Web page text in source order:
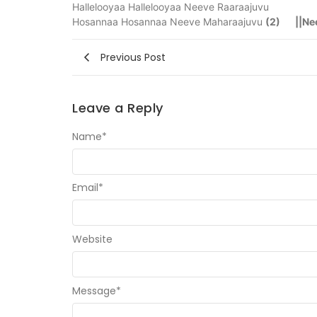
Hallelooyaa Hallelooyaa Neeve Raaraajuvu
Hosannaa Hosannaa Neeve Maharaajuvu (2)
Previous Post
Leave a Reply
Message*
Name*
Email*
Website